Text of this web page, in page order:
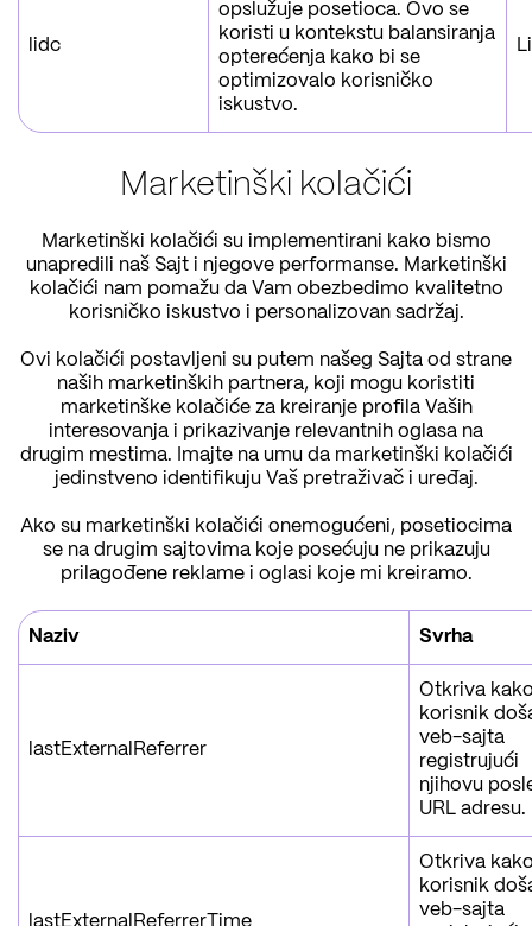
lidc
opslužuje posetioca. Ovo se
koristi u kontekstu balansiranja
opterećenja kako bi se
optimizovalo korisničko
iskustvo.
Marketinški kolačići
Marketinški kolačići su implementirani kako bismo
unapredili naš Sajt i njegove performanse. Marketinški
kolačići nam pomažu da Vam obezbedimo kvalitetno
korisničko iskustvo i personalizovan sadržaj.
Ovi kolačići postavljeni su putem našeg Sajta od strane
naših marketinških partnera, koji mogu koristiti
marketinške kolačiće za kreiranje profila Vaših
interesovanja i prikazivanje relevantnih oglasa na
drugim mestima. Imajte na umu da marketinški kolačići
jedinstveno identifikuju Vaš pretraživač i uređaj.
Ako su marketinški kolačići onemogućeni, posetiocima
se na drugim sajtovima koje posećuju ne prikazuju
prilagođene reklame i oglasi koje mi kreiramo.
Naziv Svrha
lastExternalReferrer
Otkriva
korisnik
veb-sajta
registrujući
njihovu
URL adresu.
lastExternalReferrerTime
Otkriva
korisnik
veb-sajta